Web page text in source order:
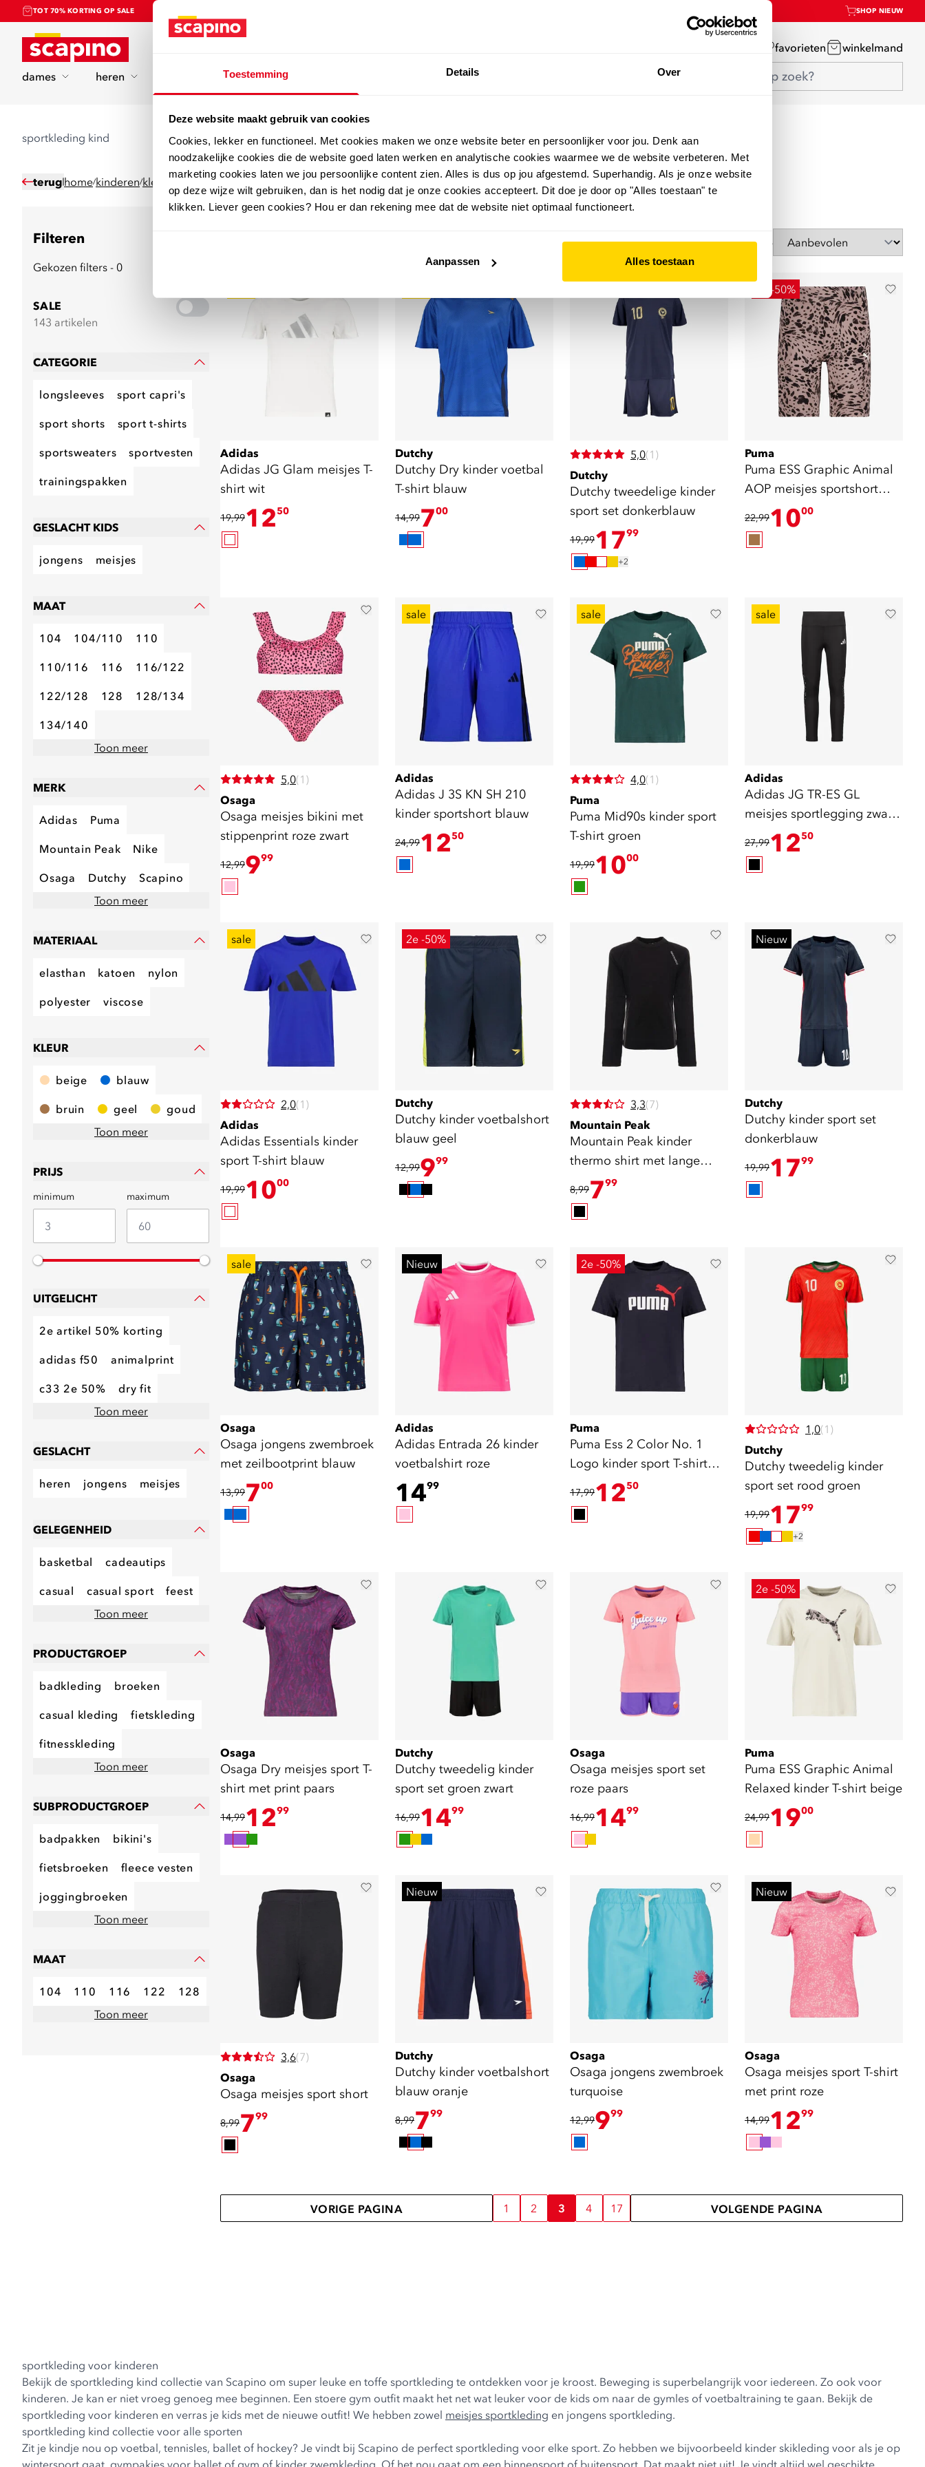
Toestemming Details Over
Deze website maakt gebruik van cookies
Cookies, lekker en functioneel. Met cookies maken we onze website beter en persoonlijker voor jou. Denk aan
noodzakelijke cookies die de website goed laten werken en analytische cookies waarmee we de website verbeteren. Met
marketing cookies laten we jou persoonlijke content zien. Alles is dus op jou afgestemd. Superhandig. Als je onze website
op deze wijze wilt gebruiken, dan is het nodig dat je onze cookies accepteert. Dit doe je door op "Alles toestaan" te
klikken. Liever geen cookies? Hou er dan rekening mee dat de website niet optimaal functioneert.
Aanpassen Alles toestaan
TOT 70% KORTING OP SALE SHOP NIEUW
Home favorieten winkelmand
dames heren sport merken
sportkleding kind
terug home/kinderen/kleding sportkleding
Filteren
Gekozen filters - 0
SALE
143 artikelen
CATEGORIE
longsleeves sport capri's
sport shorts sport t-shirts
sportsweaters sportvesten
trainingspakken
GESLACHT KIDS
jongens meisjes
MAAT
104 104/110 110
110/116 116 116/122
122/128 128 128/134
134/140
Toon meer
MERK
Adidas Puma
Mountain Peak Nike
Osaga Dutchy
Scapino
Toon meer
MATERIAAL
elasthan katoen nylon
polyester viscose
KLEUR
beige blauw
bruin geel
goud
Toon meer
PRIJS
minimum maximum
UITGELICHT
2e artikel 50% korting
adidas f50 animalprint
c33 2e 50%
dry fit
Toon meer
GESLACHT
heren jongens meisjes
GELEGENHEID
basketbal cadeautips
casual casual sport
feest
Toon meer
PRODUCTGROEP
badkleding broeken
casual kleding fietskleding
fitnesskleding
Toon meer
SUBPRODUCTGROEP
badpakken bikini's
fietsbroeken fleece vesten
joggingbroeken
Toon meer
MAAT
104 110 116 122
128
Toon meer
Sorteer op
Adidas
Adidas JG Glam meisjes T-
shirt wit
19,991250
Dutchy
Dutchy Dry kinder voetbal
T-shirt blauw
14,99700
5,0(1)
Dutchy
Dutchy tweedelige kinder
sport set donkerblauw
19,991799
+2
2e -50%
Puma
Puma ESS Graphic Animal
AOP meisjes sportshort
bruin
22,991000
5,0(1)
Osaga
Osaga meisjes bikini met
stippenprint roze zwart
12,99999
sale
Adidas
Adidas J 3S KN SH 210
kinder sportshort blauw
24,991250
sale
4,0(1)
Puma
Puma Mid90s kinder sport
T-shirt groen
19,991000
sale
Adidas
Adidas JG TR-ES GL
meisjes sportlegging zwart
zilver
27,991250
sale
2,0(1)
Adidas
Adidas Essentials kinder
sport T-shirt blauw
19,991000
2e -50%
Dutchy
Dutchy kinder voetbalshort
blauw geel
12,99999
3,3(7)
Mountain Peak
Mountain Peak kinder
thermo shirt met lange
mouwen
8,99799
Nieuw
Dutchy
Dutchy kinder sport set
donkerblauw
19,991799
sale
Osaga
Osaga jongens zwembroek
met zeilbootprint blauw
13,99700
Nieuw
Adidas
Adidas Entrada 26 kinder
voetbalshirt roze
1499
2e -50%
Puma
Puma Ess 2 Color No. 1
Logo kinder sport T-shirt
donkerblauw
17,991250
1,0(1)
Dutchy
Dutchy tweedelig kinder
sport set rood groen
19,991799
+2
Osaga
Osaga Dry meisjes sport T-
shirt met print paars
14,991299
Dutchy
Dutchy tweedelig kinder
sport set groen zwart
16,991499
Osaga
Osaga meisjes sport set
roze paars
16,991499
2e -50%
Puma
Puma ESS Graphic Animal
Relaxed kinder T-shirt beige
24,991900
3,6(7)
Osaga
Osaga meisjes sport short
8,99799
Nieuw
Dutchy
Dutchy kinder voetbalshort
blauw oranje
8,99799
Osaga
Osaga jongens zwembroek
turquoise
12,99999
Nieuw
Osaga
Osaga meisjes sport T-shirt
met print roze
14,991299
VORIGE PAGINA 1 2 3 4 17 VOLGENDE PAGINA
sportkleding voor kinderen
Bekijk de sportkleding kind collectie van Scapino om super leuke en toffe sportkleding te ontdekken voor je kroost. Beweging is superbelangrijk voor iedereen. Zo ook voor
kinderen. Je kan er niet vroeg genoeg mee beginnen. Een stoere gym outfit maakt het net wat leuker voor de kids om naar de gymles of voetbaltraining te gaan. Bekijk de
sportkleding voor kinderen en verras je kids met de nieuwe outfit! We hebben zowel meisjes sportkleding en jongens sportkleding.
sportkleding kind collectie voor alle sporten
Zit je kindje nou op voetbal, tennisles, ballet of hockey? Je vindt bij Scapino de perfect sportkleding voor elke sport. Zo hebben we bijvoorbeeld kinder skikleding voor als je op
wintersport gaat, gympakjes voor ballet of gym of kinder zwemkleding . Of het nou gaat om een binnensport of buitensport. Dat maakt niet uit! Je vindt altijd wel geschikte